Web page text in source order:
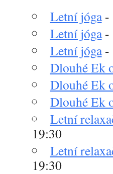
Letní jóga-
Letní jóga-
Letní jóga-
Dlouhé Ek
Dlouhé Ek
Dlouhé Ek
Letní
19:30
Letní
19:30